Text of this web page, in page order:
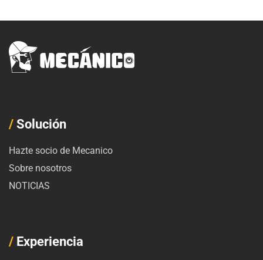
/ Solución
Hazte socio de Mecanico
Sobre nosotros
NOTICIAS
/ Experiencia